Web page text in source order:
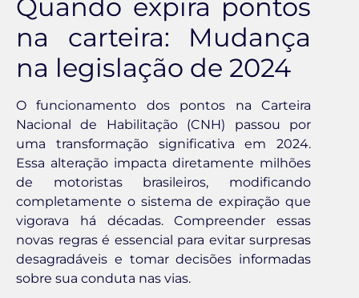
Quando expira pontos
na carteira: Mudança
na legislação de 2024
O funcionamento dos pontos na Carteira
Nacional de Habilitação (CNH) passou por
uma transformação significativa em 2024.
Essa alteração impacta diretamente milhões
de motoristas brasileiros, modificando
completamente o sistema de expiração que
vigorava há décadas. Compreender essas
novas regras é essencial para evitar surpresas
desagradáveis e tomar decisões informadas
sobre sua conduta nas vias.